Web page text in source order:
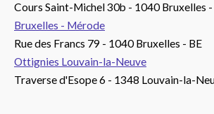
Cours Saint-Michel 30b - 1040 Bruxelles -
Bruxelles - Mérode
Rue des Francs 79 - 1040 Bruxelles - BE
Ottignies Louvain-la-Neuve
Traverse d'Esope 6 - 1348 Louvain-la-